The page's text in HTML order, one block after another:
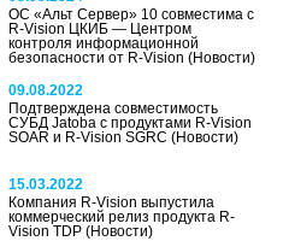
ОС «Альт Сервер» 10 совместима с
R-Vision ЦКИБ — Центром
контроля информационной
безопасности от R-Vision(Новости)
09.08.2022
Подтверждена совместимость
СУБД Jatoba с продуктами R-Vision
SOAR и R-Vision SGRC(Новости)
15.03.2022
Компания R-Vision выпустила
коммерческий релиз продукта R-
Vision TDP(Новости)